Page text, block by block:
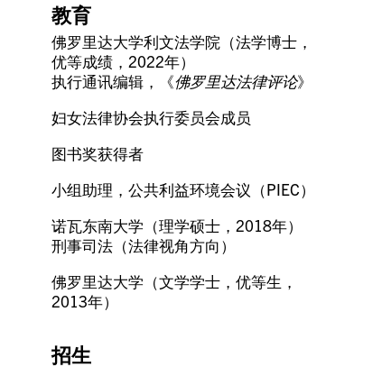
教育
佛罗里达大学利文法学院（法学博士，
优等成绩，2022年）
执行通讯编辑，《佛罗里达法律评论》
妇女法律协会执行委员会成员
图书奖获得者
小组助理，公共利益环境会议（PIEC）
诺瓦东南大学（理学硕士，2018年）
刑事司法（法律视角方向）
佛罗里达大学（文学学士，优等生，
2013年）
招生